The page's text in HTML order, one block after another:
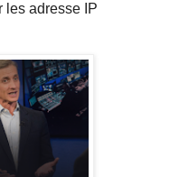
les adresse IP